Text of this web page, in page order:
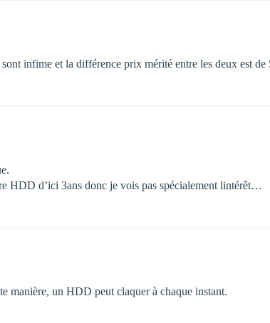
infime et la différence prix mérité entre les deux est de
HDD d’ici 3ans donc je vois pas spécialement lintérêt…
manière, un HDD peut claquer à chaque instant.